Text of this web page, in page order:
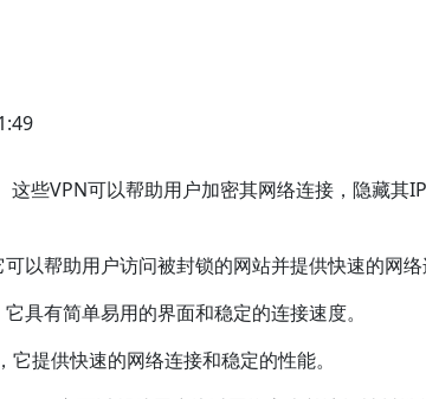
些VPN可以帮助用户加密其网络连接，隐藏其
以帮助用户访问被封锁的网站并提供快速的网络
具有简单易用的界面和稳定的连接速度。
提供快速的网络连接和稳定的性能。